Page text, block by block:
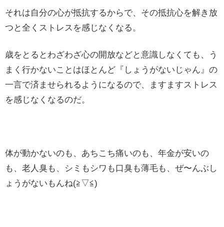
それは自分の心が抵抗するからで、その抵抗心を解き放
つと全くストレスを感じなくなる。
歳をとるとわざわざ心の開放などと意識しなくても、う
まく行かないことはほとんど『しょうがないじゃん』の
一言で済ませられるようになるので、ますますストレス
を感じなくなるのだ。
体が動かないのも、あちこち痛いのも、年金が安いの
も、老人臭も、シミもシワも口臭も薄毛も、ぜ〜んぶし
ょうがないもんね(≧▽≦)